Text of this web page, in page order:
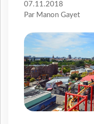
07.11.2018
Par Manon Gayet